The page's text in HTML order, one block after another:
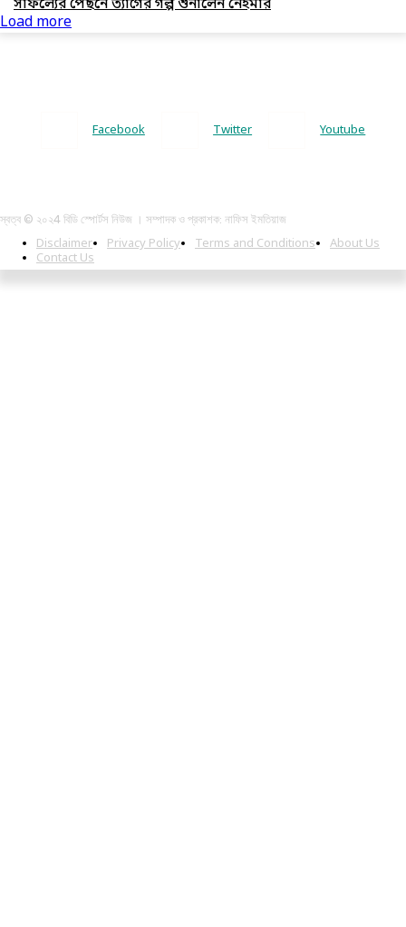
সাফল্যের পেছনে ত্যাগের গল্প শুনালেন নেইমার
Load more
Facebook Twitter Youtube
স্বত্ব © ২০২4 বিডি স্পোর্টস নিউজ । সম্পাদক ও প্রকাশক: নাফিস ইমতিয়াজ
Disclaimer Privacy Policy Terms and Conditions
About Us
Contact Us